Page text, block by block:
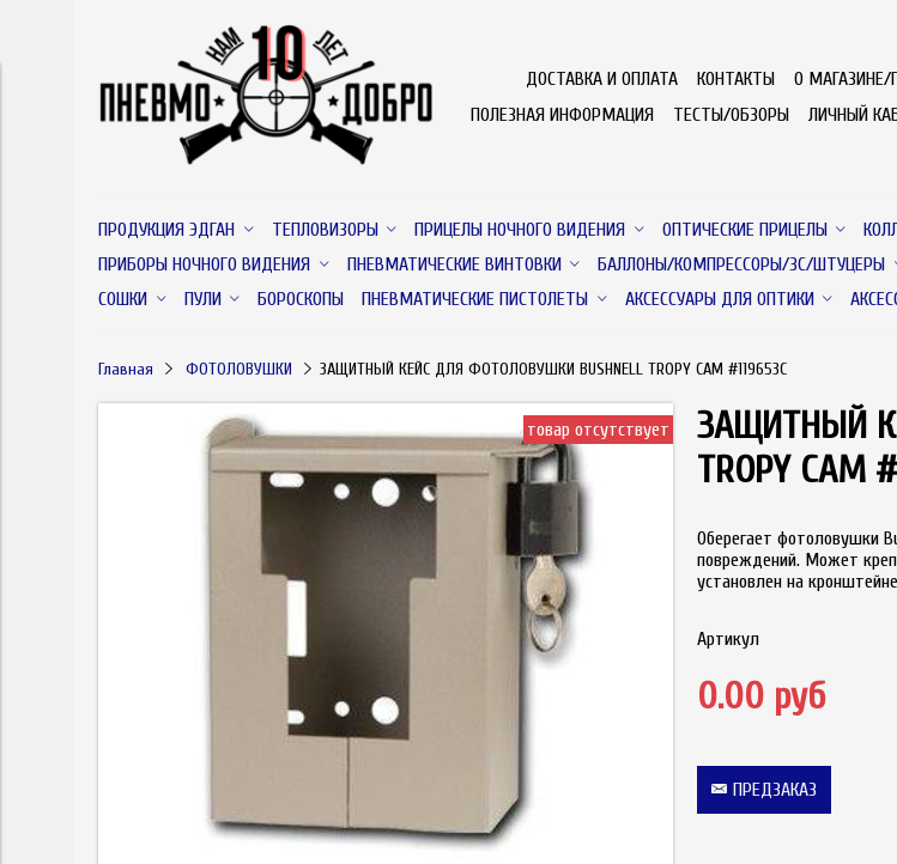
ДОСТАВКА И ОПЛАТА КОНТАКТЫ
О МАГАЗИНЕ/
ПОЛЕЗНАЯ ИНФОРМАЦИЯ
ТЕСТЫ/ОБЗОРЫ ЛИЧНЫЙ
ПРОДУКЦИЯ ЭДГАН ТЕПЛОВИЗОРЫ ПРИЦЕЛЫ НОЧНОГО ВИДЕНИЯ ОПТИЧЕСКИЕ ПРИЦЕЛЫ
ПРИБОРЫ НОЧНОГО ВИДЕНИЯ
ПНЕВМАТИЧЕСКИЕ ВИНТОВКИ БАЛЛОНЫ/КОМПРЕССОРЫ/ЗС/ШТУЦЕРЫ
СОШКИ
ПУЛИ БОРОСКОПЫ ПНЕВМАТИЧЕСКИЕ ПИСТОЛЕТЫ АКСЕССУАРЫ ДЛЯ ОПТИКИ
Главная ФОТОЛОВУШКИ ЗАЩИТНЫЙ КЕЙС ДЛЯ ФОТОЛОВУШКИ BUSHNELL TROPY CAM #119653C
товар отсутствует
ЗАЩИТНЫЙ
TROPY CAM
Оберегает фотоловушки
повреждений. Может
установлен на
Артикул
0.00 руб
ПРЕДЗАКАЗ